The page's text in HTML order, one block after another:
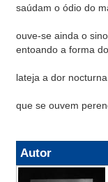
saúdam o ódio do
ouve-se ainda o
entoando a forma
lateja a dor
que se ouvem
Autor